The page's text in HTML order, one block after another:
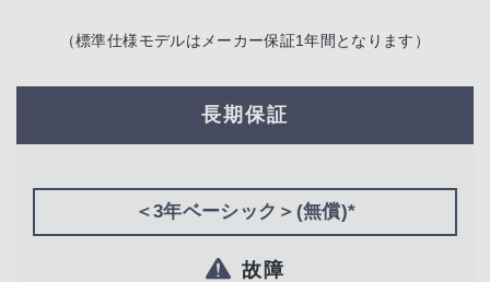
（標準仕様モデルはメーカー保証1年間となります）
長期保証
＜3年ベーシック＞(無償)*
故障